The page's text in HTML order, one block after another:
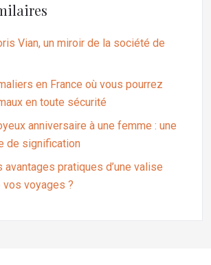
Vian, un miroir de la société de
en France où vous pourrez
en toute sécurité
anniversaire à une femme : une
de signification
pratiques d’une valise
voyages ?